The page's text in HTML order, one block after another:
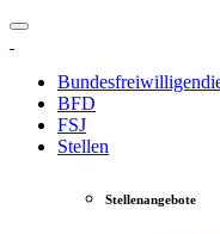
BFD
FSJ
Stellen
Stellenangebote